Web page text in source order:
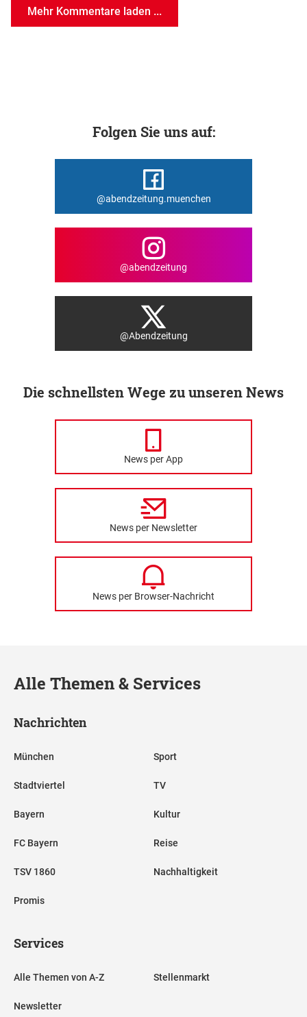
Mehr Kommentare laden ...
Folgen Sie uns auf:
@abendzeitung.muenchen
@abendzeitung
@Abendzeitung
Die schnellsten Wege zu unseren News
News per App
News per Newsletter
News per Browser-Nachricht
Alle Themen & Services
Nachrichten
München
Stadtviertel
Bayern
FC Bayern
TSV 1860
Promis
Sport
TV
Kultur
Reise
Nachhaltigkeit
Services
Alle Themen von A-Z
Newsletter
Stellenmarkt